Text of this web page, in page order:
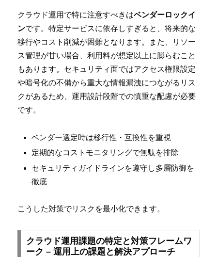
クラウド運用で特に注意すべきはベンダーロックイ
ンです。特定サービスに依存しすぎると、将来的な
移行やコスト削減が困難となります。また、リソー
ス管理が甘い場合、利用料が想定以上に膨らむこと
もあります。セキュリティ面ではアクセス権限設定
や暗号化の不備から重大な情報漏洩につながるリス
クがあるため、運用設計段階での慎重な配慮が必要
です。
ベンダー選定時は移行性・互換性を重視
定期的なコストモニタリングで無駄を排除
セキュリティガイドラインを遵守し多層防御を
徹底
こうした対策でリスクを最小化できます。
クラウド運用課題の特定と対策フレームワ
ーク – 運用上の課題と解決アプローチ